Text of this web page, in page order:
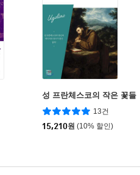
성 프란체스코의 작은 꽃들
13건
15,210원 (10% 할인)